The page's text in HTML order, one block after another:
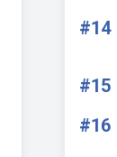
#14
#15
#16